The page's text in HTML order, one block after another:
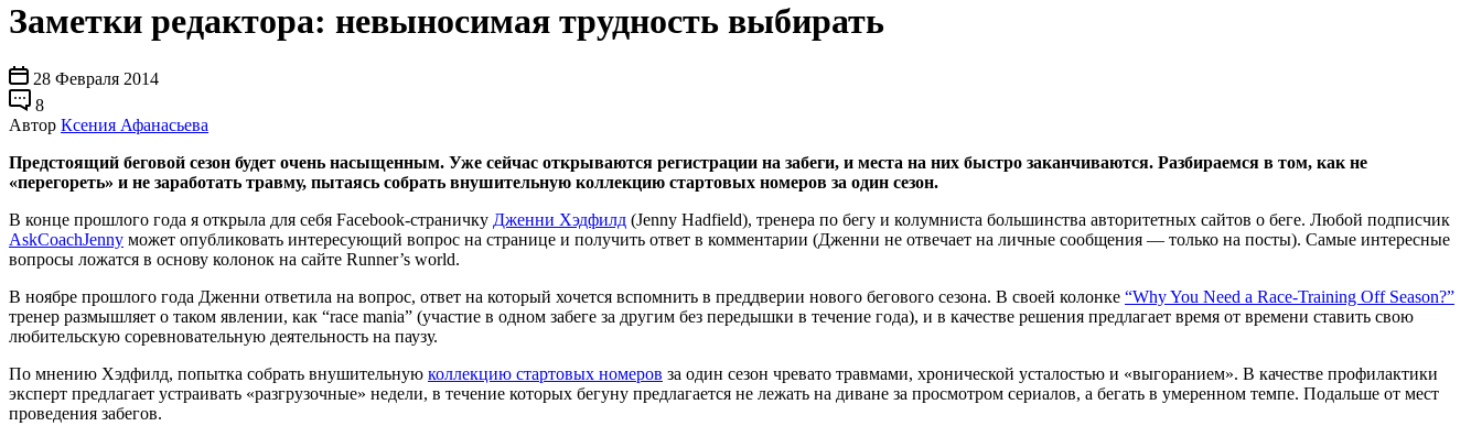
Заметки редактора: невыносимая трудность выбирать
28 Февраля 2014
8
Автор Ксения Афанасьева
Предстоящий беговой сезон будет очень насыщенным. Уже сейчас открываются регистрации на забеги, и места на них быстро заканчиваются. Разбираемся в том, как не
«перегореть» и не заработать травму, пытаясь собрать внушительную коллекцию стартовых номеров за один сезон.
В конце прошлого года я открыла для себя Facebook-страничку Дженни Хэдфилд (Jenny Hadfield), тренера по бегу и колумниста большинства авторитетных сайтов о беге. Любой подписчик
AskCoachJenny может опубликовать интересующий вопрос на странице и получить ответ в комментарии (Дженни не отвечает на личные сообщения — только на посты). Самые интересные
вопросы ложатся в основу колонок на сайте Runner’s world.
В ноябре прошлого года Дженни ответила на вопрос, ответ на который хочется вспомнить в преддверии нового бегового сезона. В своей колонке “Why You Need a Race-Training Off Season?”
тренер размышляет о таком явлении, как “race mania” (участие в одном забеге за другим без передышки в течение года), и в качестве решения предлагает время от времени ставить свою
любительскую соревновательную деятельность на паузу.
По мнению Хэдфилд, попытка собрать внушительную коллекцию стартовых номеров за один сезон чревато травмами, хронической усталостью и «выгоранием». В качестве профилактики
эксперт предлагает устраивать «разгрузочные» недели, в течение которых бегуну предлагается не лежать на диване за просмотром сериалов, а бегать в умеренном темпе. Подальше от мест
проведения забегов.